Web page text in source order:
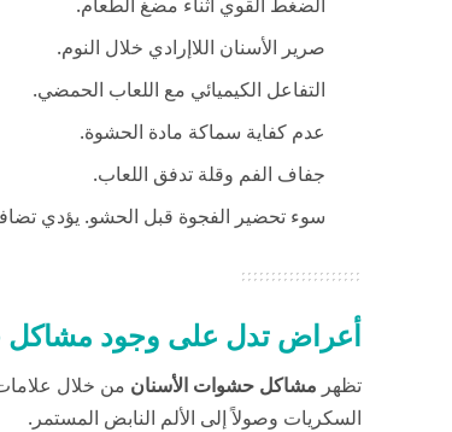
صرير الأسنان اللاإرادي خلال النوم.
التفاعل الكيميائي مع اللعاب الحمضي.
عدم كفاية سماكة مادة الحشوة.
جفاف الفم وقلة تدفق اللعاب.
سوء تحضير الفجوة قبل الحشو. يؤدي
أعراض تدل على وجود مشاكل
تظهر مشاكل حشوات الأسنان من خلال
السكريات وصولاً إلى الألم النابض المستمر.